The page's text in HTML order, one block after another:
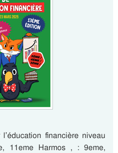
financière niveau
11eme Harmos , : 9eme,